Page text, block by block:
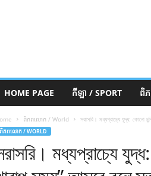
HOME PAGE កីឡា / SPORT ពិ
ពិភពលោក / World সরাসরি। মধ্যপ্রাচ্যে যুদ্ধ: কোনো
ពិភពលោក / WORLD
মধ্যপ্রাচ্যে